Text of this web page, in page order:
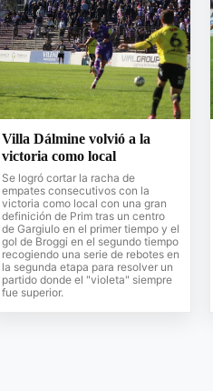
Villa Dálmine volvió a la
victoria como local
Se logró cortar la racha de
empates consecutivos con la
victoria como local con una gran
definición de Prim tras un centro
de Gargiulo en el primer tiempo y el
gol de Broggi en el segundo tiempo
recogiendo una serie de rebotes en
la segunda etapa para resolver un
partido donde el "violeta" siempre
fue superior.